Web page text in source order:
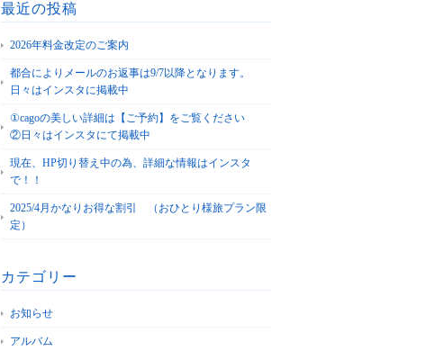
最近の投稿
2026年料金改定のご案内
都合によりメールのお返事は9/7以降となります。
日々はインスタに掲載中
①cagoの美しい詳細は【ご予約】をご覧ください
②日々はインスタにて掲載中
現在、HP切り替え中の為、詳細な情報はインスタ
で！！
2025/4月かなりお得な割引 （おひとり様旅プラン限
定）
カテゴリー
お知らせ
アルバム